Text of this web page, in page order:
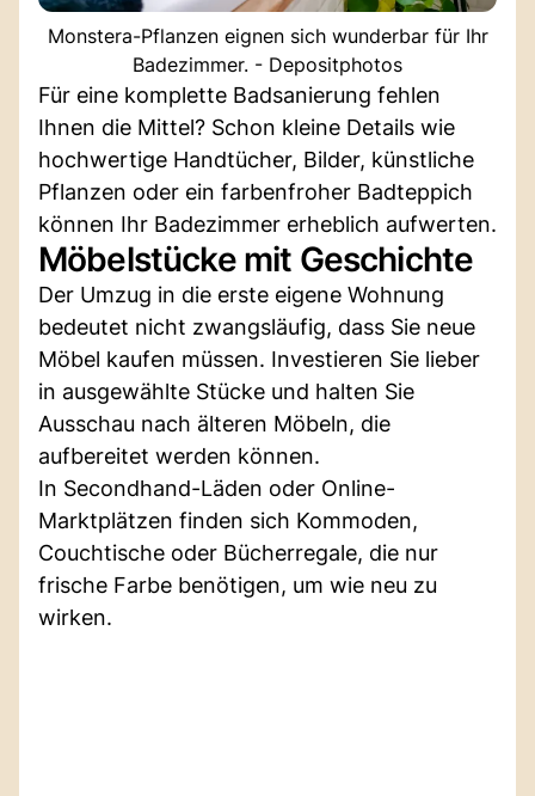
Monstera-Pflanzen eignen sich wunderbar für Ihr
Badezimmer. - Depositphotos
Für eine komplette Badsanierung fehlen
Ihnen die Mittel? Schon kleine Details wie
hochwertige Handtücher, Bilder, künstliche
Pflanzen oder ein farbenfroher Badteppich
können Ihr Badezimmer erheblich aufwerten.
Möbelstücke mit Geschichte
Der Umzug in die erste eigene Wohnung
bedeutet nicht zwangsläufig, dass Sie neue
Möbel kaufen müssen. Investieren Sie lieber
in ausgewählte Stücke und halten Sie
Ausschau nach älteren Möbeln, die
aufbereitet werden können.
In Secondhand-Läden oder Online-
Marktplätzen finden sich Kommoden,
Couchtische oder Bücherregale, die nur
frische Farbe benötigen, um wie neu zu
wirken.